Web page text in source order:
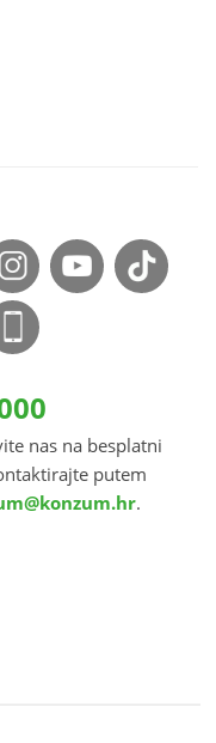
nas na besplatni
putem
.